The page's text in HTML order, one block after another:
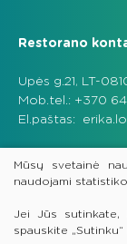
Restorano
Upės g.21, LT-
Mob.tel.: +370
El.paštas:
Užpildydamas
projektai“
Mūsų svetainė
naudojami
Jei Jūs sutinkate,
spauskite